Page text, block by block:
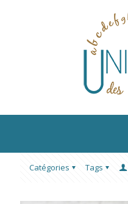
Catégories Tags